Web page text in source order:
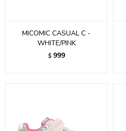
MICOMIC CASUAL C -
WHITE/PINK
$ 999